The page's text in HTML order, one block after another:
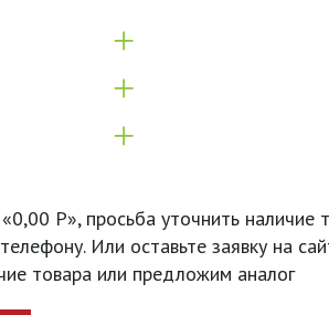
+
+
+
Р», просьба уточнить наличие
Или оставьте заявку на
товара или предложим аналог